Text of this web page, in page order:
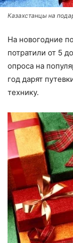
Казахстанцы на
На новогодние
потратили от 5
опроса на
год дарят
технику.